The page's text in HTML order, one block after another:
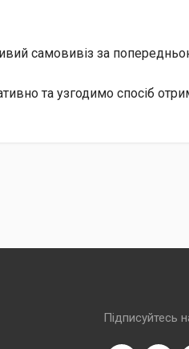
самовивіз за
та узгодимо спосіб
Підписуйтесь